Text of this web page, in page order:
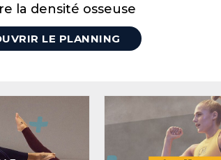
la densité osseuse
LE PLANNING